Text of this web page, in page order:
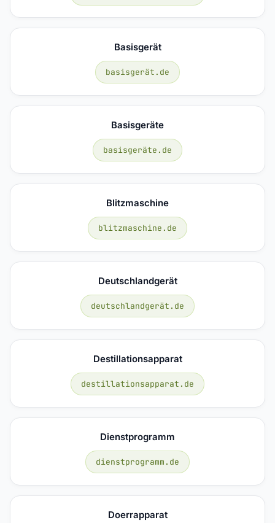
Basisgerät
basisgerät.de
Basisgeräte
basisgeräte.de
Blitzmaschine
blitzmaschine.de
Deutschlandgerät
deutschlandgerät.de
Destillationsapparat
destillationsapparat.de
Dienstprogramm
dienstprogramm.de
Doerrapparat